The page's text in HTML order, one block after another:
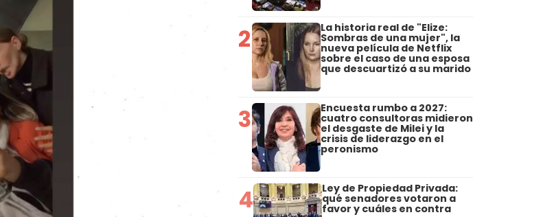
2 La historia real de "Elize:
Sombras de una mujer", la
nueva película de Netflix
sobre el caso de una esposa
que descuartizó a su marido
3 Encuesta rumbo a 2027:
cuatro consultoras midieron
el desgaste de Milei y la
crisis de liderazgo en el
peronismo
4 Ley de Propiedad Privada:
qué senadores votaron a
favor y cuáles en contra